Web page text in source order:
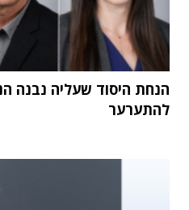
הנחת היסוד שעליה נבנה
להתערער